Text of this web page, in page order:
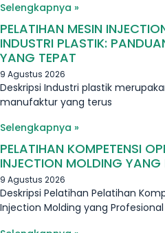
Selengkapnya »
PELATIHAN MESIN
INDUSTRI PLASTIK:
YANG TEPAT
9 Agustus 2026
Deskripsi Industri plastik
manufaktur yang terus
Selengkapnya »
PELATIHAN KOMPETENSI
INJECTION MOLDING YANG
9 Agustus 2026
Deskripsi Pelatihan Pelatihan
Injection Molding yang Profesional